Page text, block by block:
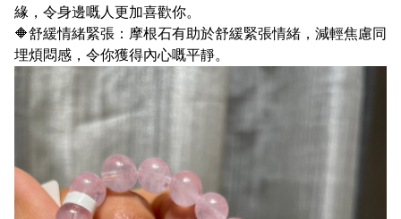
緣，令身邊嘅人更加喜歡你。
🔶舒緩情緒緊張：摩根石有助於舒緩緊張情緒，減輕焦慮同
埋煩悶感，令你獲得內心嘅平靜。